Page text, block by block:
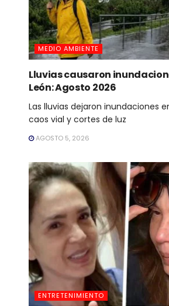
MEDIO AMBIENTE
Lluvias causaron
León: Agosto 2026
Las lluvias dejaron inundaciones
caos vial y cortes de luz
AGOSTO 5, 2026
ENTRETENIMIENTO